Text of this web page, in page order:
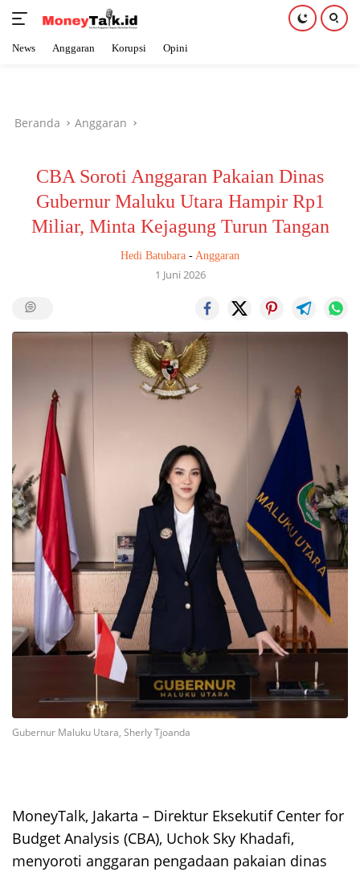
News Anggaran Korupsi Opini
Beranda Anggaran
CBA Soroti Anggaran Pakaian Dinas
Gubernur Maluku Utara Hampir Rp1
Miliar, Minta Kejagung Turun Tangan
Hedi Batubara - Anggaran
1 Juni 2026
Gubernur Maluku Utara, Sherly Tjoanda
MoneyTalk, Jakarta – Direktur Eksekutif Center for
Budget Analysis (CBA), Uchok Sky Khadafi,
menyoroti anggaran pengadaan pakaian dinas